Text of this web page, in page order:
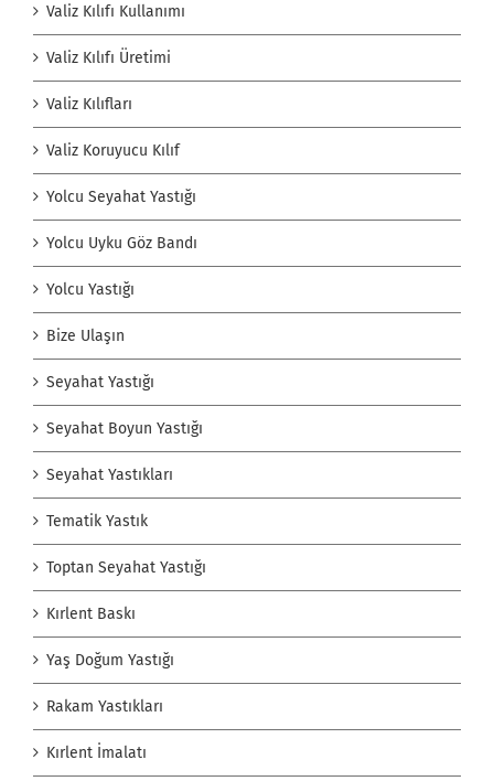
Valiz Kılıfı Kullanımı
Valiz Kılıfı Üretimi
Valiz Kılıfları
Valiz Koruyucu Kılıf
Yolcu Seyahat Yastığı
Yolcu Uyku Göz Bandı
Yolcu Yastığı
Bize Ulaşın
Seyahat Yastığı
Seyahat Boyun Yastığı
Seyahat Yastıkları
Tematik Yastık
Toptan Seyahat Yastığı
Kırlent Baskı
Yaş Doğum Yastığı
Rakam Yastıkları
Kırlent İmalatı